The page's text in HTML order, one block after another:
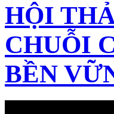
HỘI
CHUỖI
BỀN